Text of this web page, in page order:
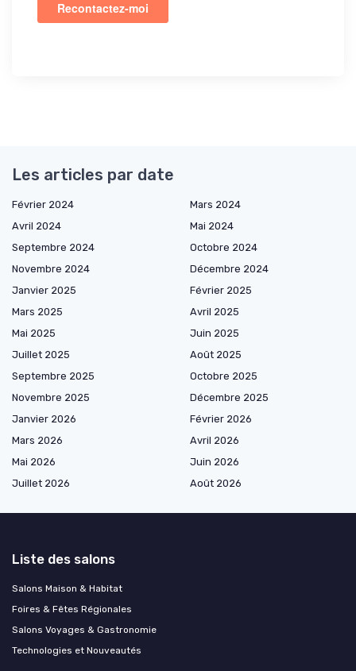
Les articles par date
Février 2024
Mars 2024
Avril 2024
Mai 2024
Septembre 2024
Octobre 2024
Novembre 2024
Décembre 2024
Janvier 2025
Février 2025
Mars 2025
Avril 2025
Mai 2025
Juin 2025
Juillet 2025
Août 2025
Septembre 2025
Octobre 2025
Novembre 2025
Décembre 2025
Janvier 2026
Février 2026
Mars 2026
Avril 2026
Mai 2026
Juin 2026
Juillet 2026
Août 2026
Liste des salons
Salons Maison & Habitat
Foires & Fêtes Régionales
Salons Voyages & Gastronomie
Technologies et Nouveautés